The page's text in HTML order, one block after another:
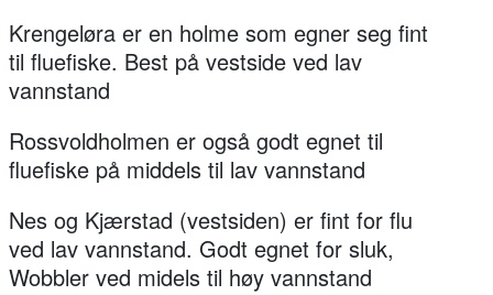
Krengeløra er en holme som egner seg fint
til fluefiske. Best på vestside ved lav
vannstand
Rossvoldholmen er også godt egnet til
fluefiske på middels til lav vannstand
Nes og Kjærstad (vestsiden) er fint for flu
ved lav vannstand. Godt egnet for sluk,
Wobbler ved midels til høy vannstand